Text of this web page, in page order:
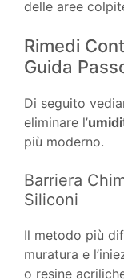
delle aree
Rimedi
Guida
Di seguito
eliminare l’
più moderno.
Barriera
Siliconi
Il metodo più
muratura e
o resine